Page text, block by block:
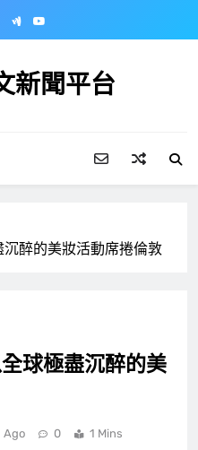
新聞平台
醉的美妝活動席捲倫敦
球極盡沉醉的美
Ago 0 1 Mins